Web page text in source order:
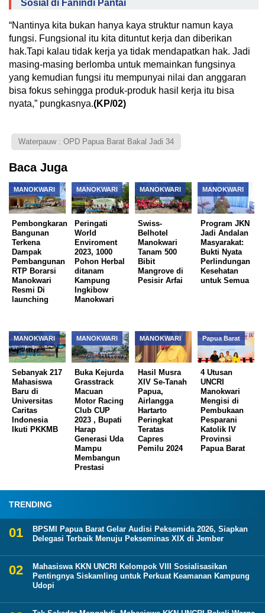
Sosial di Fanindi Pantai
“Nantinya kita bukan hanya kaya struktur namun kaya
fungsi. Fungsional itu kita dituntut kerja dan diberikan
hak.Tapi kalau tidak kerja ya tidak mendapatkan hak. Jadi
masing-masing berlomba untuk memainkan fungsinya
yang kemudian fungsi itu mempunyai nilai dan anggaran
bisa fokus sehingga produk-produk hasil kerja itu bisa
nyata,” pungkasnya.(KP/02)
Waterpauw : OPD Papua Barat Bakal Jadi 34
Baca Juga
MANOKWARI
Pembongkaran
Bangunan
Terkena
Dampak
Pembangunan
RTP Borarsi
Manokwari
Resmi Di
launching
MANOKWARI
Peringati
World
Enviroment
2023, 1000
Pohon Herbal
ditanam
Kampung
Ingkibow
Manokwari
MANOKWARI
Swiss-
Belhotel
Manokwari
Tanam 500
Bibit
Mangrove di
Pesisir Arfai
MANOKWARI
Program JKN
Jadi Andalan
Masyarakat:
Bukti Nyata
Perlindungan
Kesehatan
untuk Semua
MANOKWARI
Sebanyak 217
Mahasiswa
Baru di
Universitas
Caritas
Indonesia
Ikuti PKKMB
MANOKWARI
Buka Kejurda
Grasstrack
Macuan
Motor Racing
Club CUP
2023 , Bupati
Harap
Generasi Uda
Mampu
Membangun
Prestasi
MANOKWARI
Hasil Musra
XIV Se-Tanah
Papua,
Airlangga
Hartarto
Peringkat
Teratas
Capres
Pemilu 2024
Papua Barat
4 Utusan
UNCRI
Manokwari
Mengisi di
Pembukaan
Pesparani
Katolik IV
Provinsi
Papua Barat
TRENDING
BPSMI Papua Barat Gelar Audisi Peksemida 2026, Siapkan
Delegasi Terbaik Menuju Pekseminas XIX di Jember
Mahasiswa KKN UNCRI Kelompok VIII Sosialisasikan
Pentingnya Siskamling untuk Perkuat Keamanan Kampung
Udopi